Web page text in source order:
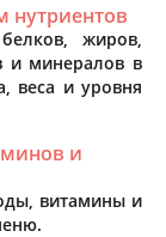
нутриентов
жиров,
и минералов в
веса и уровня
и
витамины и